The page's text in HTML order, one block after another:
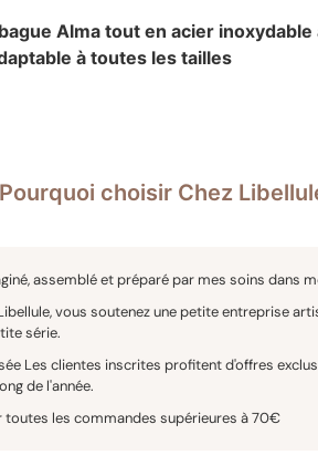
Alma tout en acier inoxydable
à toutes les tailles
Pourquoi choisir Chez
assemblé et préparé par mes soins dans
vous soutenez une petite entreprise
série.
Les clientes inscrites profitent d'offres
de l'année.
toutes les commandes supérieures à 70€